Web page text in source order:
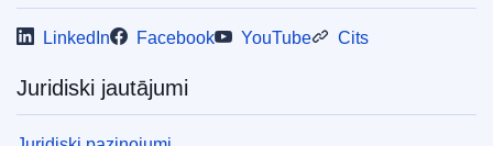
LinkedIn Facebook YouTube Cits
Juridiski jautājumi